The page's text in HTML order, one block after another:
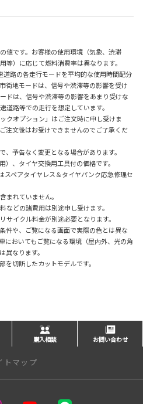
値です。お客様の使用環境（気象、渋滞
）に応じて燃料消費率は異なります。
路の各走行モードを平均的な使用時間配分
街地モードは、信号や渋滞等の影響を受け
ドは、信号や渋滞等の影響をあまり受けな
道路等での走行を想定しています。
クオプション」はご注文時に申し受けま
注文後はお受けできませんのでご了承くだ
予告なく変更となる場合があります。
、タイヤ交換用工具付の価格です。
スペアタイヤレス＆タイヤパンク応急修理セ
まれていません。
どの諸費用は別途申し受けます。
イクル料金が別途必要となります。
件や、ご覧になる画面で実際の色とは異な
においてもご覧になる環境（屋内外、光の角
異なります。
切断したカットモデルです。
購入相談 お問い合わせ
トマップ